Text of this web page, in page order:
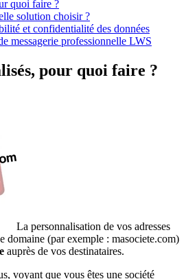
quoi faire ?
solution choisir ?
et confidentialité des données
messagerie professionnelle LWS
pour quoi faire ?
La personnalisation de vos adresses
domaine (par exemple : masociete.com)
auprès de vos destinataires.
voyant que vous êtes une société